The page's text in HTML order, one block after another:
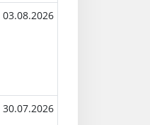
03.08.2026
30.07.2026